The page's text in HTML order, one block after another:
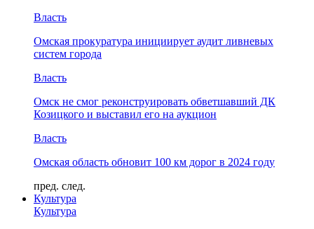
Власть
Омская прокуратура инициирует аудит ливневых
систем города
Власть
Омск не смог реконструировать обветшавший ДК
Козицкого и выставил его на аукцион
Власть
Омская область обновит 100 км дорог в 2024 году
пред. след.
Культура
Культура